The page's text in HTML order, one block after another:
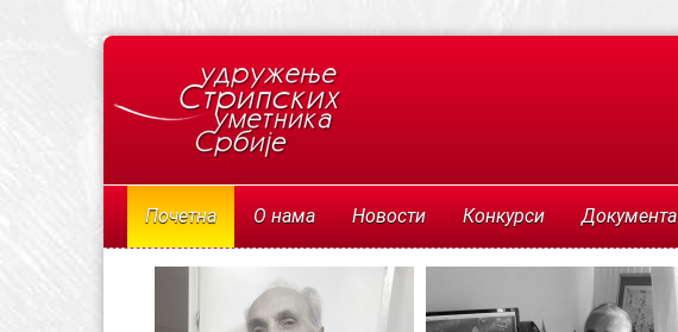
Почетна О нама Новости Конкурси Документа